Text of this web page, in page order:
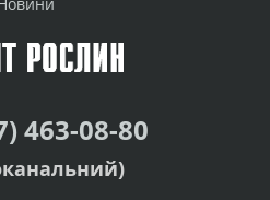
463-08-80